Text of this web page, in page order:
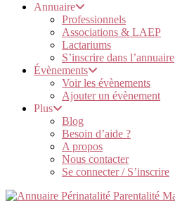
Annuaire
Professionnels
Associations & LAEP
Lactariums
S’inscrire dans l’annuaire
Évènements
Voir les évènements
Ajouter un évènement
Plus
Blog
Besoin d’aide ?
A propos
Nous contacter
Se connecter / S’inscrire